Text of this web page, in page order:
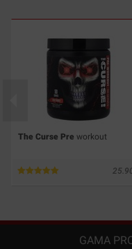
The Curse Pre workout
GAMA